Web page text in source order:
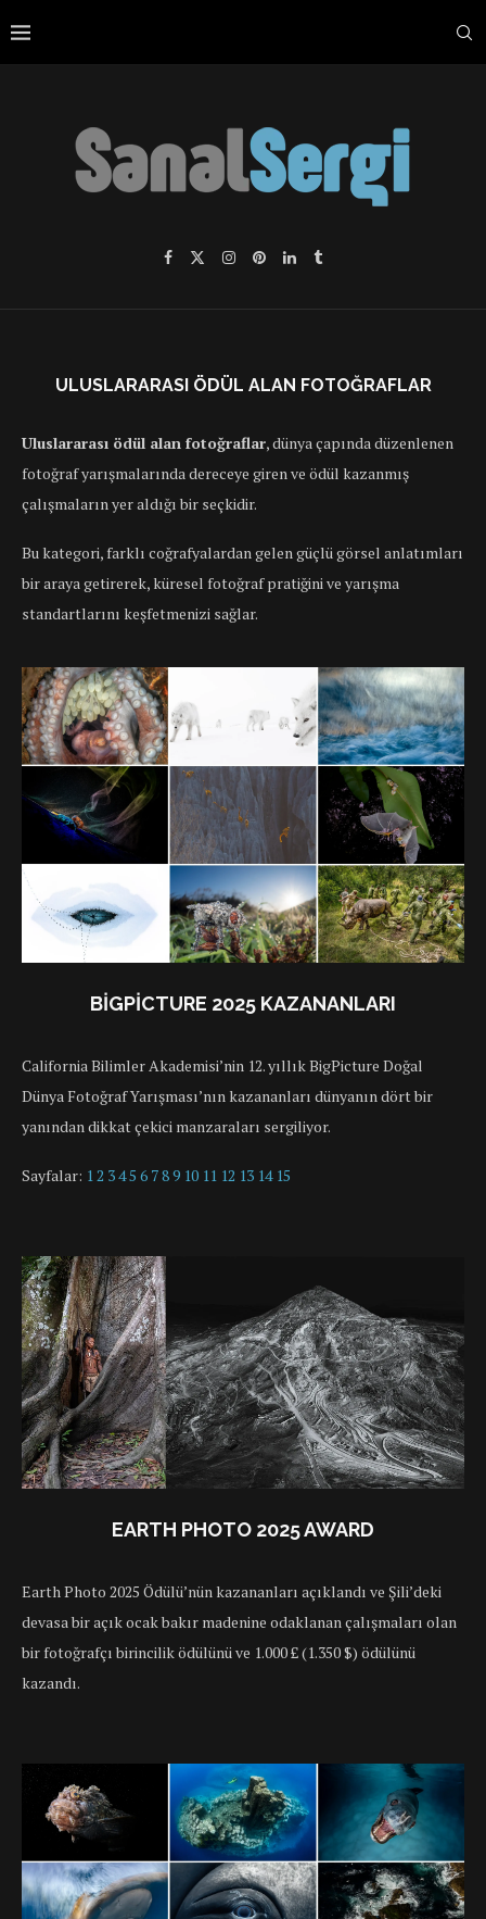
ULUSLARARASI ÖDÜL ALAN FOTOĞRAFLAR
Uluslararası ödül alan fotoğraflar, dünya çapında düzenlenen
fotoğraf yarışmalarında dereceye giren ve ödül kazanmış
çalışmaların yer aldığı bir seçkidir.
Bu kategori, farklı coğrafyalardan gelen güçlü görsel anlatımları
bir araya getirerek, küresel fotoğraf pratiğini ve yarışma
standartlarını keşfetmenizi sağlar.
BIGPICTURE 2025 KAZANANLARI
California Bilimler Akademisi’nin 12. yıllık BigPicture Doğal
Dünya Fotoğraf Yarışması’nın kazananları dünyanın dört bir
yanından dikkat çekici manzaraları sergiliyor.
Sayfalar: 12 345 6 789 10 11 12 13 14 15
EARTH PHOTO 2025 AWARD
Earth Photo 2025 Ödülü’nün kazananları açıklandı ve Şili’deki
devasa bir açık ocak bakır madenine odaklanan çalışmaları olan
bir fotoğrafçı birincilik ödülünü ve 1.000 £ (1.350 $) ödülünü
kazandı.